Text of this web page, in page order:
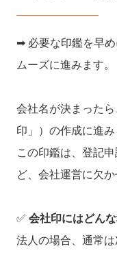
➡︎ 必要な印鑑を早
ムーズに進みます。
会社名が決まった
印」）の作成に進み
この印鑑は、登記
ど、会社運営に欠か
✅ 会社印にはどん
法人の場合、通常